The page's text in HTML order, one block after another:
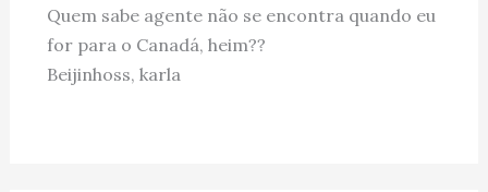
Quem sabe agente não se encontra quando eu
for para o Canadá, heim??
Beijinhoss, karla